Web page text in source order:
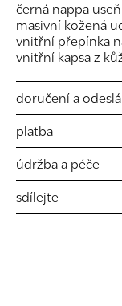
černá nappa useň
masivní kožená
vnitřní přepínka
vnitřní kapsa z
doručení a
platba
údržba a péče
sdílejte